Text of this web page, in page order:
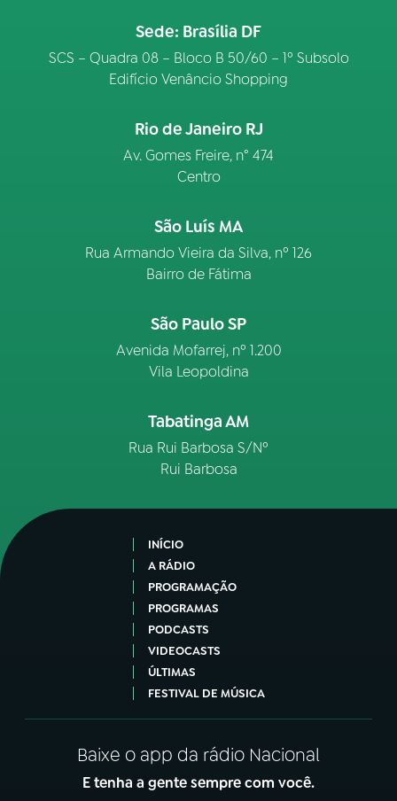
Sede: Brasília DF
SCS – Quadra 08 – Bloco B 50/60 – 1º Subsolo
Edifício Venâncio Shopping
Rio de Janeiro RJ
Av. Gomes Freire, n° 474
Centro
São Luís MA
Rua Armando Vieira da Silva, nº 126
Bairro de Fátima
São Paulo SP
Avenida Mofarrej, nº 1.200
Vila Leopoldina
Tabatinga AM
Rua Rui Barbosa S/Nº
Rui Barbosa
INÍCIO
A RÁDIO
PROGRAMAÇÃO
PROGRAMAS
PODCASTS
VIDEOCASTS
ÚLTIMAS
FESTIVAL DE MÚSICA
Baixe o app da rádio Nacional
E tenha a gente sempre com você.